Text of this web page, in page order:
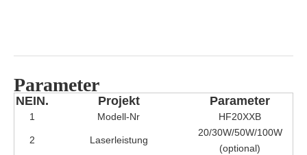
Parameter
NEIN. Projekt Parameter
1 Modell-Nr HF20XXB
2 Laserleistung
20/30W/50W/100W
(optional)